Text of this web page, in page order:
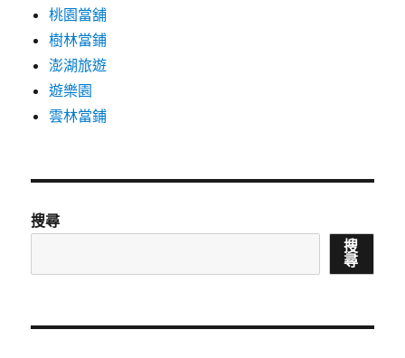
桃園當舖
樹林當鋪
澎湖旅遊
遊樂園
雲林當鋪
搜尋
搜
尋